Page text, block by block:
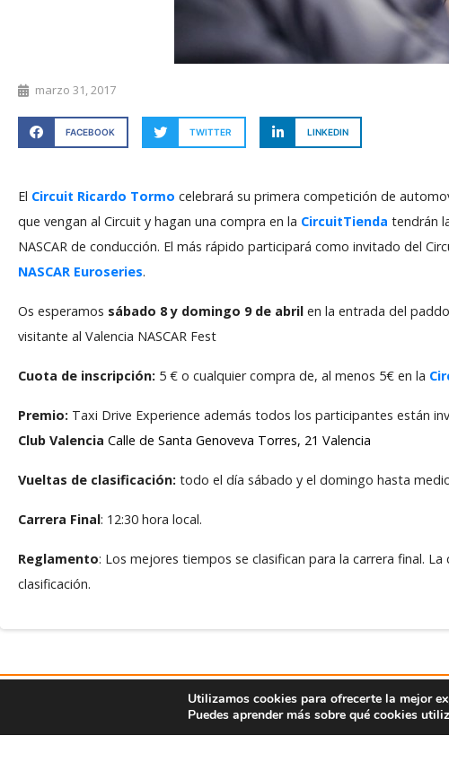
marzo 31, 2017
FACEBOOK TWITTER LINKEDIN
El Circuit Ricardo Tormo celebrará su primera competición de
que vengan al Circuit y hagan una compra en la CircuitTienda tendrán
NASCAR de conducción. El más rápido participará como invitado del
NASCAR Euroseries.
Os esperamos sábado 8 y domingo 9 de abril en la entrada del
visitante al Valencia NASCAR Fest
Cuota de inscripción: 5 € o cualquier compra de, al menos 5€ en la
Premio: Taxi Drive Experience además todos los participantes están
Club Valencia Calle de Santa Genoveva Torres, 21 Valencia
Vueltas de clasificación: todo el día sábado y el domingo hasta
Carrera Final: 12:30 hora local.
Reglamento: Los mejores tiempos se clasifican para la carrera final.
clasificación.
Utilizamos cookies para ofrecerte la mejor
Puedes aprender más sobre qué cookies